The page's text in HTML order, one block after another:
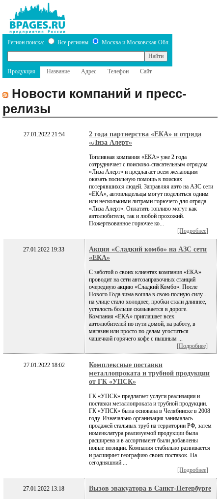
Регион поиска: Все регионы Москва и Московская Обл.
Продукция Название Адрес Телефон Сайт
Новости компаний и пресс-
релизы
27.01.2022 21:54
2 года партнерства «ЕКА» и отряда
«Лиза Алерт»
Топливная компания «ЕКА» уже 2 года
сотрудничает с поисково-спасательным отрядом
«Лиза Алерт» и предлагает всем желающим
оказать посильную помощь в поисках
потерявшихся людей. Заправляя авто на АЗС сети
«ЕКА», автовладельцы могут поделиться одним
или несколькими литрами горючего для отряда
«Лиза Алерт». Оплатить топливо могут как
автолюбители, так и любой прохожий.
Пожертвованное горючее ко...
[Подробнее]
27.01.2022 19:33
Акция «Сладкий комбо» на АЗС сети
«ЕКА»
С заботой о своих клиентах компания «ЕКА»
проводит на сети автозаправочных станций
очередную акцию «Сладкий Комбо». После
Нового Года зима вошла в свою полную силу -
на улице стало холоднее, пробки стали длиннее,
усталость больше сказывается в дороге.
Компания «ЕКА» приглашает всех
автолюбителей по пути домой, на работу, в
магазин или просто по делам угоститься
чашечкой горячего кофе с пышным ...
[Подробнее]
27.01.2022 18:02
Комплексные поставки
металлопроката и трубной продукции
от ГК «УПСК»
ГК «УПСК» предлагает услуги реализации и
поставки металлопроката и трубной продукции.
ГК «УПСК» была основана в Челябинске в 2008
году. Изначально организация занималась
продажей стальных труб на территории РФ, затем
номенклатура реализуемой продукции была
расширена и в ассортимент были добавлены
новые позиции. Компания стабильно развивается
и расширяет географию своих поставок. На
сегодняшний ...
[Подробнее]
27.01.2022 13:18 Вызов эвакуатора в Санкт-Петербурге